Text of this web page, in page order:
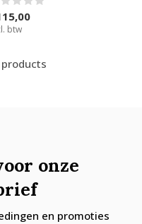
btw
onze
en promoties